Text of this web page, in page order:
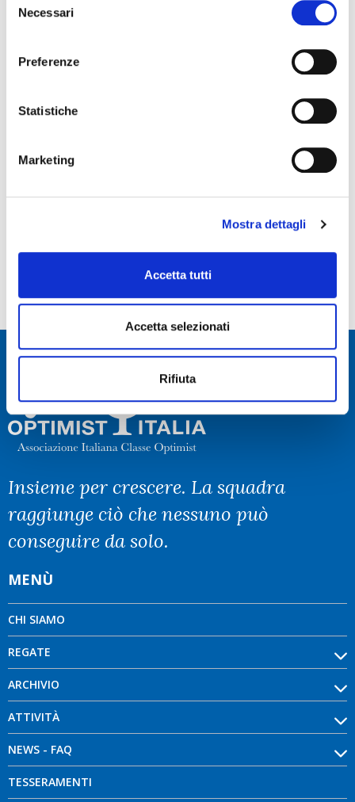
delNecessari
Preferenze
Statistiche
Marketing
Mostra dettagli
Accetta tutti
Accetta selezionati
Rifiuta
Insieme per crescere. La squadra
raggiunge ciò che nessuno può
conseguire da solo.
MENÙ
CHI SIAMO
REGATE
ARCHIVIO
ATTIVITÀ
NEWS - FAQ
TESSERAMENTI